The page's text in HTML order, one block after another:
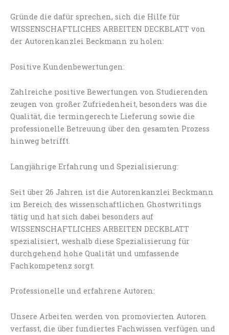
Gründe die dafür sprechen, sich die Hilfe für
WISSENSCHAFTLICHES ARBEITEN DECKBLATT von
der Autorenkanzlei Beckmann zu holen:
Positive Kundenbewertungen:
Zahlreiche positive Bewertungen von Studierenden
zeugen von großer Zufriedenheit, besonders was die
Qualität, die termingerechte Lieferung sowie die
professionelle Betreuung über den gesamten Prozess
hinweg betrifft.
Langjährige Erfahrung und Spezialisierung:
Seit über 26 Jahren ist die Autorenkanzlei Beckmann
im Bereich des wissenschaftlichen Ghostwritings
tätig und hat sich dabei besonders auf
WISSENSCHAFTLICHES ARBEITEN DECKBLATT
spezialisiert, weshalb diese Spezialisierung für
durchgehend hohe Qualität und umfassende
Fachkompetenz sorgt.
Professionelle und erfahrene Autoren:
Unsere Arbeiten werden von promovierten Autoren
verfasst, die über fundiertes Fachwissen verfügen und